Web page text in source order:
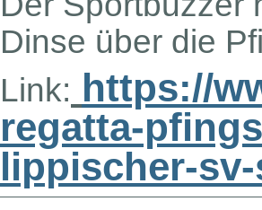
Dinse über die
Link: https://
regatta-
lippischer-